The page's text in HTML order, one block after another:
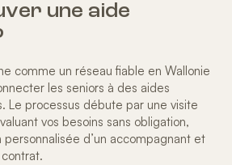
une aide
comme un réseau fiable en Wallonie
les seniors à des aides
. Le processus débute par une visite
vos besoins sans obligation,
personnalisée d’un accompagnant et